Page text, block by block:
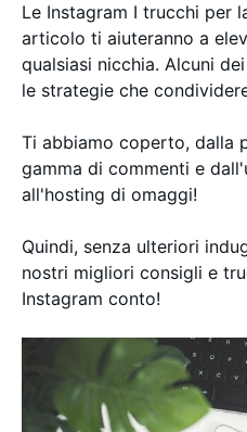
Le Instagram I trucchi per
articolo ti aiuteranno a
qualsiasi nicchia. Alcuni
le strategie che
Ti abbiamo coperto, dalla
gamma di commenti e
all'hosting di omaggi!
Quindi, senza ulteriori
nostri migliori consigli e
Instagram conto!